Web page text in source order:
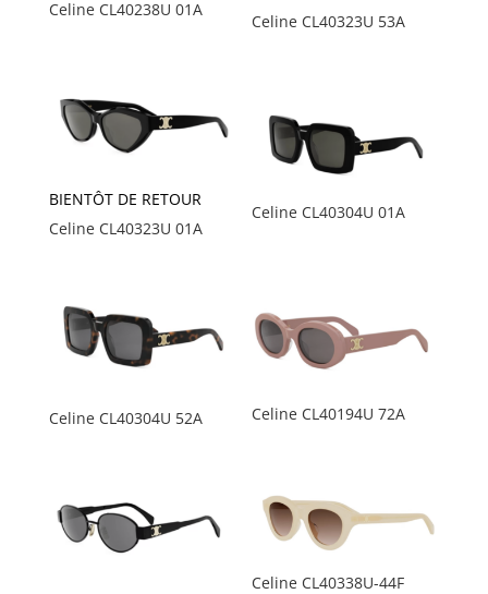
Celine CL40238U 01A
Celine CL40323U 53A
BIENTÔT DE RETOUR
Celine CL40323U 01A
Celine CL40304U 01A
Celine CL40304U 52A Celine CL40194U 72A
Celine CL40338U-44F